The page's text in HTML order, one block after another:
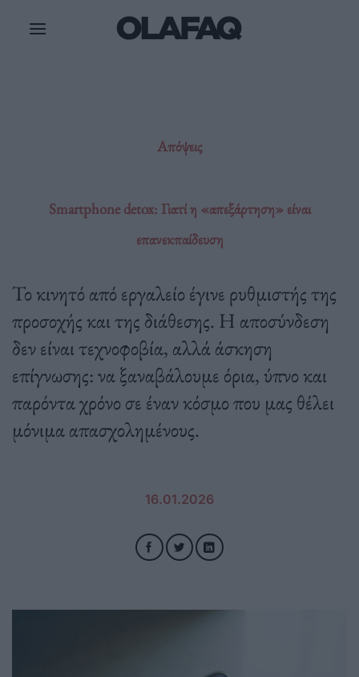
Απόψεις
Smartphone detox: Γιατί η «απεξάρτηση» είναι
επανεκπαίδευση
Το κινητό από εργαλείο έγινε ρυθμιστής της
προσοχής και της διάθεσης. Η αποσύνδεση
δεν είναι τεχνοφοβία, αλλά άσκηση
επίγνωσης: να ξαναβάλουμε όρια, ύπνο και
παρόντα χρόνο σε έναν κόσμο που μας θέλει
μόνιμα απασχολημένους.
16.01.2026